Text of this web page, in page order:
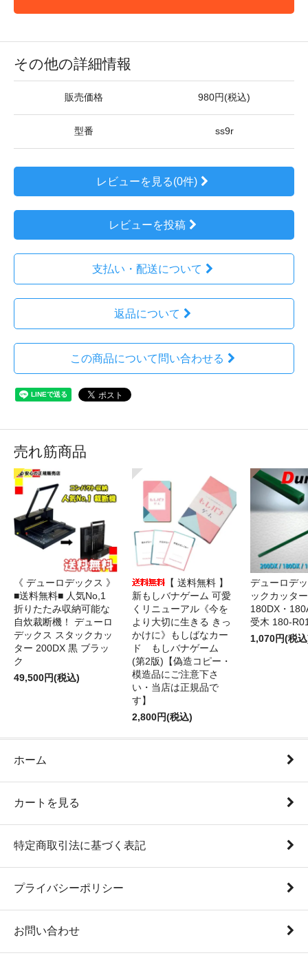
その他の詳細情報
販売価格 980円(税込)
型番 ss9r
レビューを見る(0件)
レビューを投稿
支払い・配送について
返品について
この商品について問い合わせる
売れ筋商品
《 デューロデックス 》
■送料無料■ 人気No,1
折りたたみ収納可能な
自炊裁断機！ デューロ
デックス スタックカッ
ター 200DX 黒 ブラッ
ク
49,500円(税込)
【 送料無料 】
新もしバナゲーム 可愛
くリニューアル《今を
より大切に生きる きっ
かけに》もしばなカー
ド もしバナゲーム
(第2版)【偽造コピー・
模造品にご注意下さ
い・当店は正規品で
す】
2,800円(税込)
デューロデ
ックカッタ
180DX・
受木 180-
1,070円(税
ホーム
カートを見る
特定商取引法に基づく表記
プライバシーポリシー
お問い合わせ